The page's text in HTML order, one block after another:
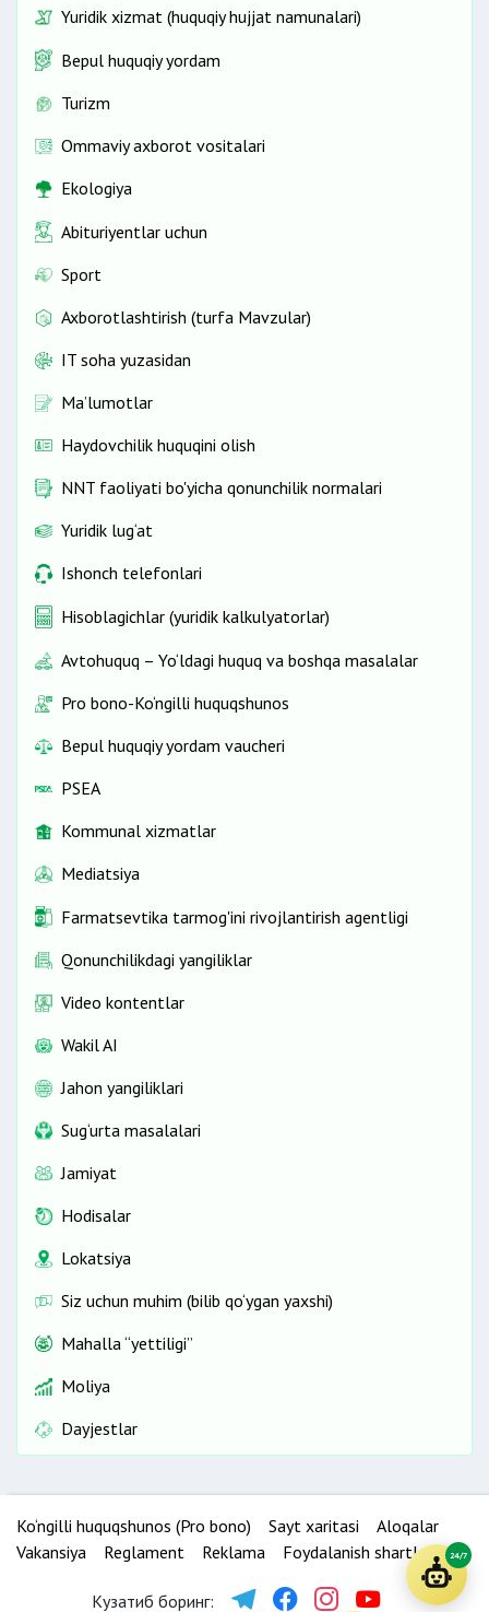
Yuridik xizmat (huquqiy hujjat namunalari)
Bepul huquqiy yordam
Turizm
Ommaviy axborot vositalari
Ekologiya
Abituriyentlar uchun
Sport
Axborotlashtirish (turfa Mavzular)
IT soha yuzasidan
Ma’lumotlar
Haydovchilik huquqini olish
NNT faoliyati bo'yicha qonunchilik normalari
Yuridik lug‘at
Ishonch telefonlari
Hisoblagichlar (yuridik kalkulyatorlar)
Avtohuquq – Yo‘ldagi huquq va boshqa masalalar
Pro bono-Ko‘ngilli huquqshunos
Bepul huquqiy yordam vaucheri
PSEA
Kommunal xizmatlar
Mediatsiya
Farmatsevtika tarmog'ini rivojlantirish agentligi
Qonunchilikdagi yangiliklar
Video kontentlar
Wakil AI
Jahon yangiliklari
Sug‘urta masalalari
Jamiyat
Hodisalar
Lokatsiya
Siz uchun muhim (bilib qo‘ygan yaxshi)
Mahalla “yettiligi”
Moliya
Dayjestlar
Ko‘ngilli huquqshunos (Pro bono) Sayt xaritasi
Aloqalar
Vakansiya
Reglament Reklama Foydalanish shartlari
Кузатиб боринг:
24/7